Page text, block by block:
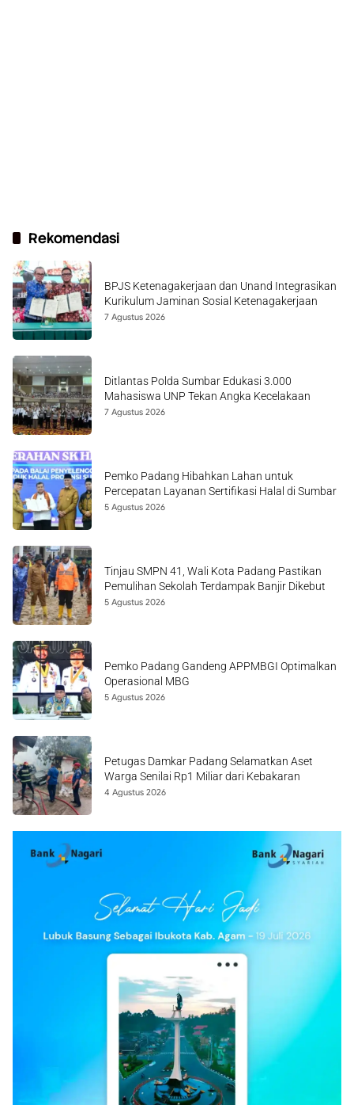
Rekomendasi
BPJS Ketenagakerjaan dan Unand Integrasikan
Kurikulum Jaminan Sosial Ketenagakerjaan
7 Agustus 2026
Ditlantas Polda Sumbar Edukasi 3.000
Mahasiswa UNP Tekan Angka Kecelakaan
7 Agustus 2026
Pemko Padang Hibahkan Lahan untuk
Percepatan Layanan Sertifikasi Halal di Sumbar
5 Agustus 2026
Tinjau SMPN 41, Wali Kota Padang Pastikan
Pemulihan Sekolah Terdampak Banjir Dikebut
5 Agustus 2026
Pemko Padang Gandeng APPMBGI Optimalkan
Operasional MBG
5 Agustus 2026
Petugas Damkar Padang Selamatkan Aset
Warga Senilai Rp1 Miliar dari Kebakaran
4 Agustus 2026